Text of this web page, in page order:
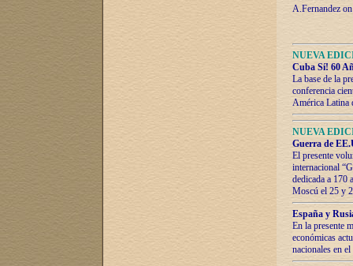
A.Fernandez
NUEVA
Cuba Sí! 60
La base de la
conferencia
América Latina
NUEVA
Guerra de
El presente
internacional
dedicada a 170
Moscú el 25 y
España y
En la presente
económicas
nacionales en